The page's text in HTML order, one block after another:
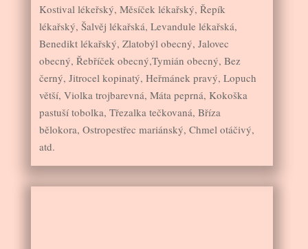
Kostival lékeřský, Měsíček lékařský, Řepík
lékařský, Šalvěj lékařská, Levandule lékařská,
Benedikt lékařský, Zlatobýl obecný, Jalovec
obecný, Řebříček obecný,Tymián obecný, Bez
černý, Jitrocel kopinatý, Heřmánek pravý, Lopuch
větší, Violka trojbarevná, Máta peprná, Kokoška
pastuší tobolka, Třezalka tečkovaná, Bříza
bělokora, Ostropestřec mariánský, Chmel otáčivý,
atd.